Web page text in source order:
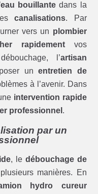
bouillante dans la
canalisations. Par
vers un plombier
rapidementvos
l’artisan
unentretien de
à l’avenir. Dans
intervention rapide
professionnel .
par un
, le débouchage de
manières. En
hydro cureur